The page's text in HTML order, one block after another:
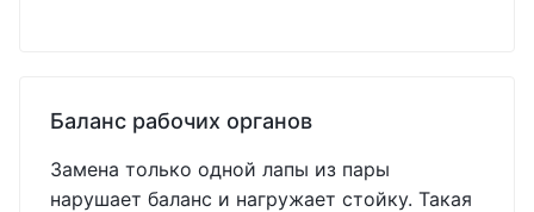
Баланс рабочих органов
Замена только одной лапы из пары
нарушает баланс и нагружает стойку. Такая